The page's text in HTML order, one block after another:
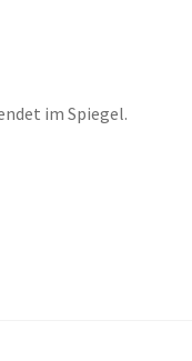
im Spiegel.